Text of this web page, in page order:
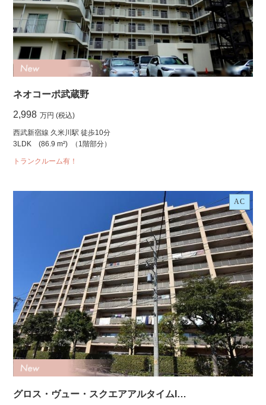
ネオコーポ武蔵野
2,998 万円 (税込)
西武新宿線 久米川駅 徒歩10分
3LDK
(86.9 m²) （1階部分）
トランクルーム有！
AC
グロス・ヴュー・スクエアアルタイムI…